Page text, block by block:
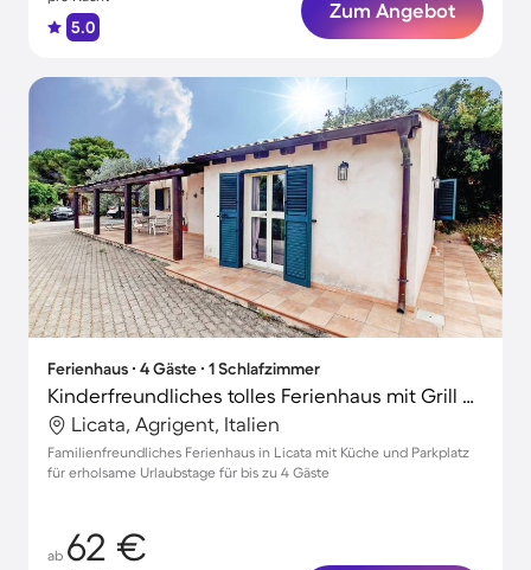
5.0
Zum Angebot
Ferienhaus ∙ 4 Gäste ∙ 1 Schlafzimmer
Kinderfreundliches tolles Ferienhaus mit Grill und Terrasse
Licata, Agrigent, Italien
Familienfreundliches Ferienhaus in Licata mit Küche und Parkplatz
für erholsame Urlaubstage für bis zu 4 Gäste
ab 62 €